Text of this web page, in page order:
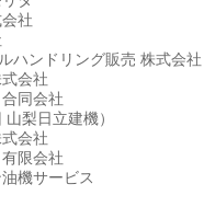
社
ハンドリング販売 株式会社
会社
同会社
梨日立建機）
会社
限会社
機サービス